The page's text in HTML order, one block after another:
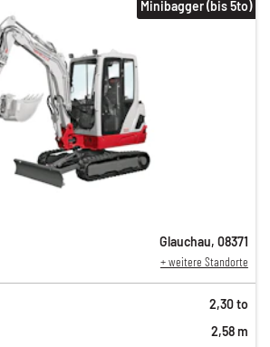
Minibagger (bis 5to)
Glauchau, 08371
+ weitere Standorte
2,30 to
2,58 m